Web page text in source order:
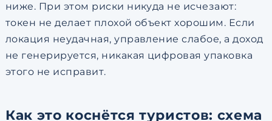
ниже. При этом риски никуда не исчезают:
токен не делает плохой объект хорошим. Если
локация неудачная, управление слабое, а доход
не генерируется, никакая цифровая упаковка
этого не исправит.
Как это коснётся туристов: схема